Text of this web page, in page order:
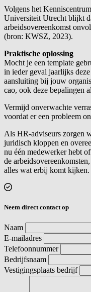
Volgens het
Universiteit Utrecht blijkt
arbeidsovereenkomst
(bron: KWSZ, 2023).
Praktische oplossing
Mocht je een template
in ieder geval jaarlijks
aansluiting bij jouw
cao, ook deze bepalingen
Vermijd onverwachte
voordat er een probleem
Als HR-adviseurs zorgen
juridisch kloppen en
nu één medewerker hebt
de
alles wat erbij komt kijken.
Neem direct contact op
Naam
E-mailadres
Telefoonnummer
Bedrijfsnaam
Vestigingsplaats bedrijf